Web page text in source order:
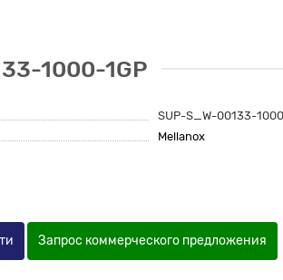
1000-1GP
SUP-S_W-00133-
Mellanox
Запрос коммерческого предложения